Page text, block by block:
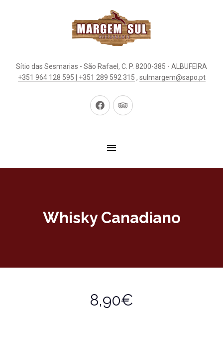
Sítio das Sesmarias - São Rafael, C. P. 8200-385 - ALBUFEIRA
+351 964 128 595 | +351 289 592 315 , sulmargem@sapo.pt
New
New
Whisky Canadiano
8,90€